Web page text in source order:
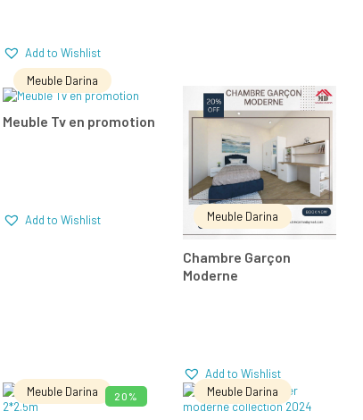
Add to Wishlist
Meuble Darina
Meuble Tv en promotion
Add to Wishlist Meuble Darina
Chambre Garçon
Moderne
LIRE LA SUITE
Add to Wishlist
Comparer
Add to Wishlist
20%
Meuble Darina
AJOUTER AU PANIER
Meuble Darina
LIRE LA SUITE